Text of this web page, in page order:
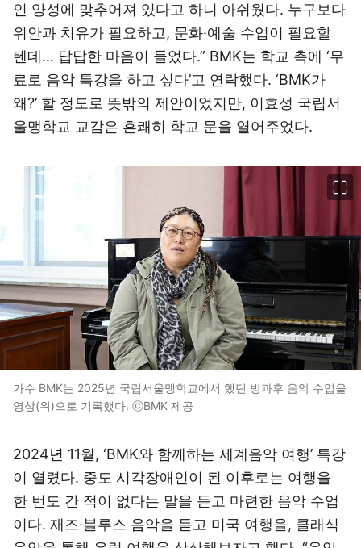
인 양성에 맞추어져 있다고 하니 아쉬웠다. 누구보다
위안과 치유가 필요하고, 문화·예술 수업이 필요할
텐데… 답답한 마음이 들었다.” BMK는 학교 측에 ‘무
료로 음악 특강을 하고 싶다’고 연락했다. ‘BMK가
왜?’ 할 정도로 뜻밖의 제안이었지만, 이효성 국립서
울맹학교 교감은 흔쾌히 학교 문을 열어주었다.
가수 BMK는 2025년 국립서울맹학교에서 했던 방과후 음악 수업을
영상(위)으로 기록했다. ⓒBMK 제공
2024년 11월, ‘BMK와 함께하는 세계음악 여행’ 특강
이 열렸다. 중도 시각장애인이 된 이후로는 여행을
한 번도 간 적이 없다는 말을 듣고 마련한 음악 수업
이다. 재즈·블루스 음악을 듣고 미국 여행을, 클래식